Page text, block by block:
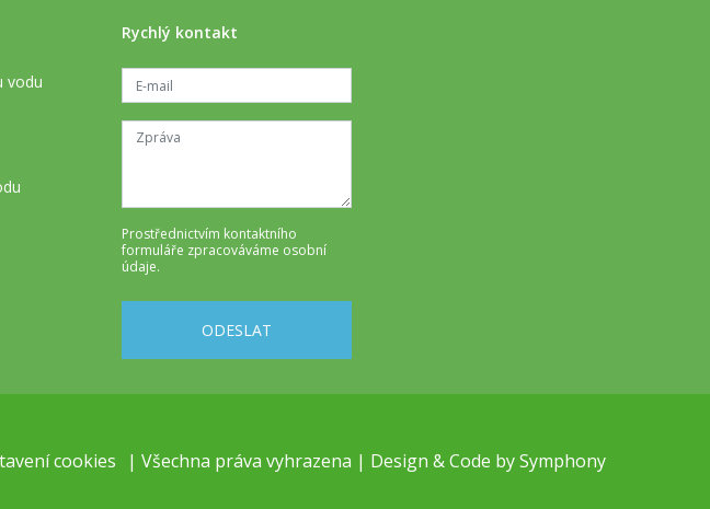
vodu
Rychlý kontakt
Prostřednictvím kontaktního
formuláře zpracováváme osobní
údaje.
ODESLAT
cookies | Všechna práva vyhrazena | Design & Code bySymphony